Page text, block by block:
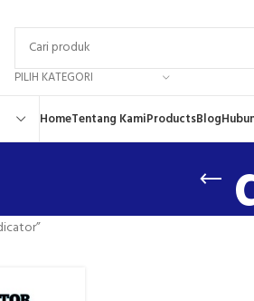
PILIH KATEGORI
HomeTentang KamiProductsBlog